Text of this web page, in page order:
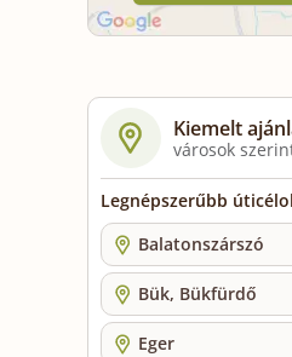
Kiemelt
városok
Legnépszerűbb
Balatonszárszó
Bük, Bükfürdő
Eger